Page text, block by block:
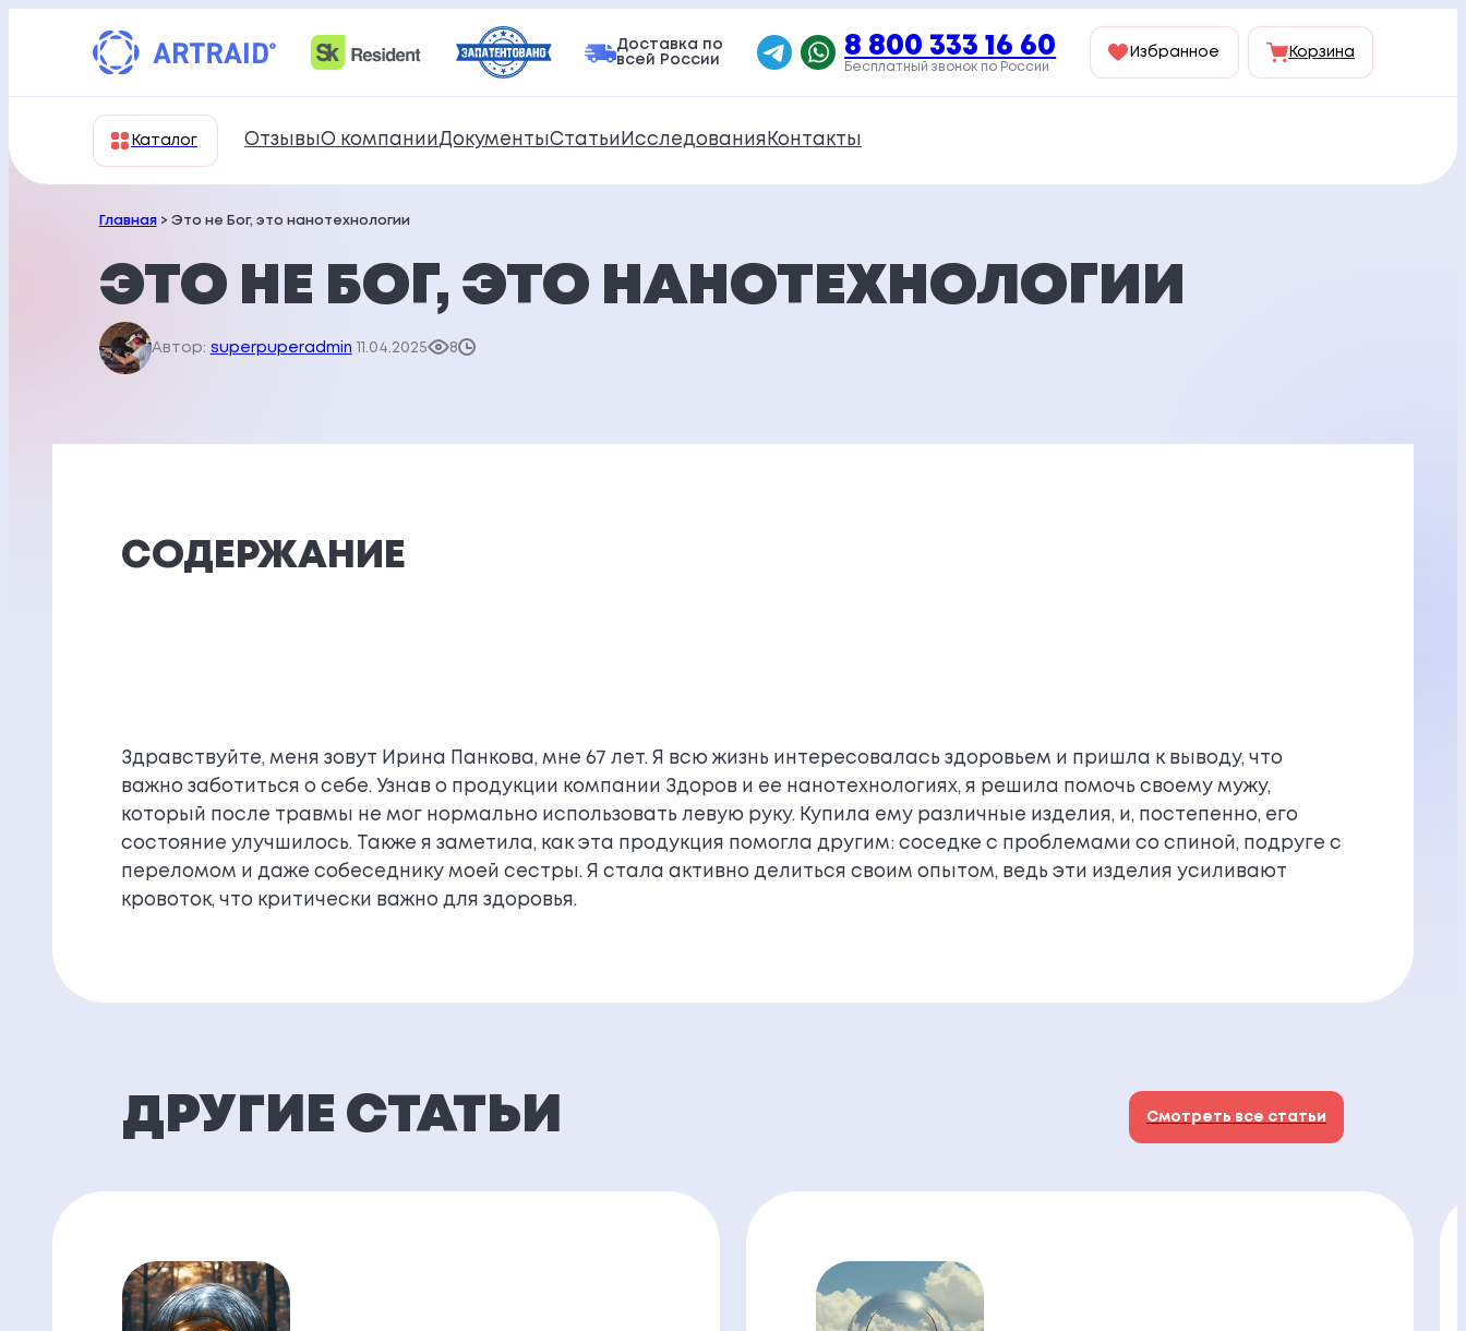
содержимому
Доставка по
всей России
8 800 333 16 60
Бесплатный звонок по России
Избранное Корзина
Каталог Отзывы О компании Документы Статьи Исследования Контакты
Главная> Это не Бог, это нанотехнологии
ЭТО НЕ БОГ, ЭТО НАНОТЕХНОЛОГИИ
Автор: superpuperadmin 11.04.2025 8
СОДЕРЖАНИЕ
Здравствуйте, меня зовут Ирина Панкова, мне 67 лет. Я всю жизнь интересовалась здоровьем и пришла к выводу, что
важно заботиться о себе. Узнав о продукции компании Здоров и ее нанотехнологиях, я решила помочь своему мужу,
который после травмы не мог нормально использовать левую руку. Купила ему различные изделия, и, постепенно, его
состояние улучшилось. Также я заметила, как эта продукция помогла другим: соседке с проблемами со спиной, подруге с
переломом и даже собеседнику моей сестры. Я стала активно делиться своим опытом, ведь эти изделия усиливают
кровоток, что критически важно для здоровья.
ДРУГИЕ СТАТЬИ Смотреть все статьи